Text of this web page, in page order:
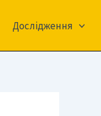
Дослідження